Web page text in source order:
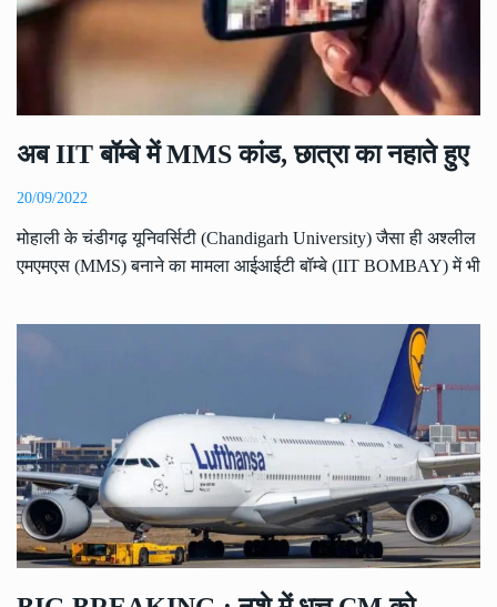
अब IIT बॉम्बे में MMS कांड, छात्रा का नहाते हुए
20/09/2022
मोहाली के चंडीगढ़ यूनिवर्सिटी (Chandigarh University) जैसा ही अश्लील
एमएमएस (MMS) बनाने का मामला आईआईटी बॉम्बे (IIT BOMBAY) में भी